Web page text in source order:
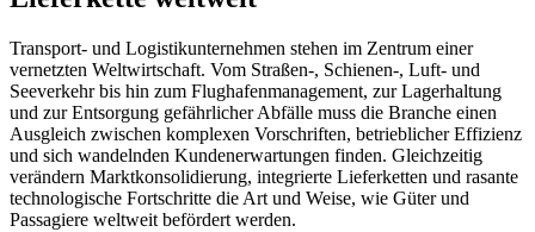
Transport- und Logistikunternehmen stehen im Zentrum einer
vernetzten Weltwirtschaft. Vom Straßen-, Schienen-, Luft- und
Seeverkehr bis hin zum Flughafenmanagement, zur Lagerhaltung
und zur Entsorgung gefährlicher Abfälle muss die Branche einen
Ausgleich zwischen komplexen Vorschriften, betrieblicher Effizienz
und sich wandelnden Kundenerwartungen finden. Gleichzeitig
verändern Marktkonsolidierung, integrierte Lieferketten und rasante
technologische Fortschritte die Art und Weise, wie Güter und
Passagiere weltweit befördert werden.